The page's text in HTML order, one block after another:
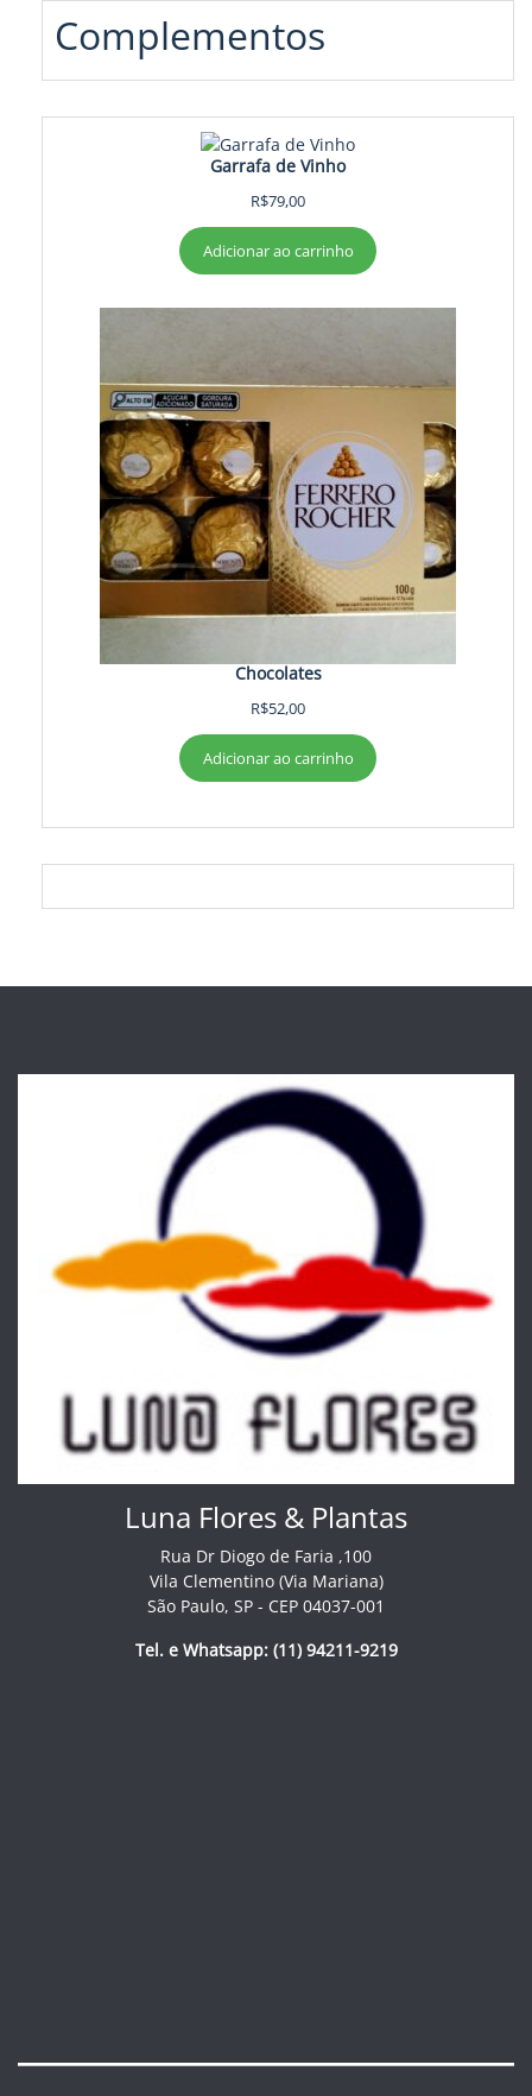
Complementos
Garrafa de Vinho
R$79,00
Adicionar ao carrinho
Chocolates
R$52,00
Adicionar ao carrinho
Luna Flores & Plantas
Rua Dr Diogo de Faria ,100
Vila Clementino (Via Mariana)
São Paulo, SP - CEP 04037-001
Tel. e Whatsapp: (11) 94211-9219